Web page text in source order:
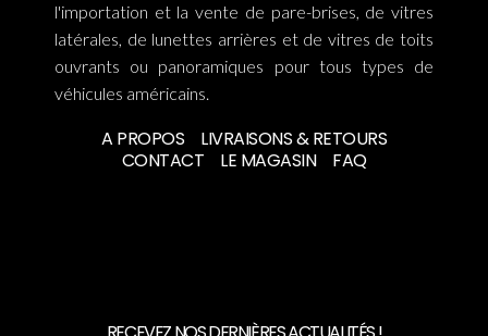
l'importation et la vente de pare-brises, de vitres
latérales, de lunettes arrières et de vitres de toits
ouvrants ou panoramiques pour tous types de
véhicules américains.
A PROPOS
LIVRAISONS & RETOURS
CONTACT
LE MAGASIN FAQ